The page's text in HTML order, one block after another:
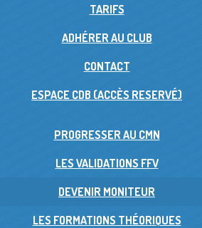
TARIFS
ADHÉRER AU CLUB
CONTACT
ESPACE CDB (ACCÈS RESERVÉ)
PROGRESSER AU CMN
LES VALIDATIONS FFV
DEVENIR MONITEUR
LES FORMATIONS THÉORIQUES